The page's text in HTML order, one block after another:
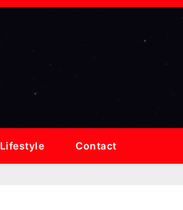
Lifestyle Contact